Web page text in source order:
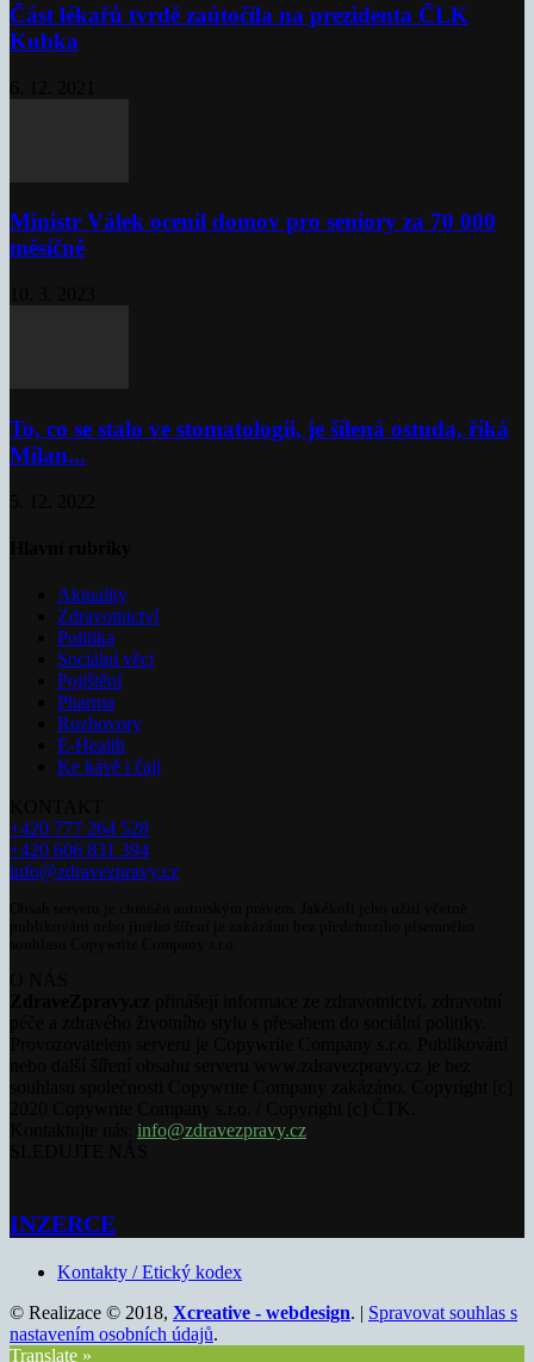
Část lékařů tvrdě zaútočila na prezidenta ČLK
Kubka
Ministr Válek ocenil domov pro seniory za 70 000
měsíčně
To, co se stalo ve stomatologii, je šílená ostuda, říká
Milan...
Aktuality
Zdravotnictví
Politika
Sociální věci
Pojištění
Pharma
Rozhovory
E-Health
Ke kávě i čaji
+420 777 264 528
+420 606 831 394
info@zdravezpravy.cz
info@zdravezpravy.cz
INZERCE
Kontakty / Etický kodex
© Realizace © 2018, Xcreative - webdesign. | Spravovat souhlas s
nastavením osobních údajů.
Translate »